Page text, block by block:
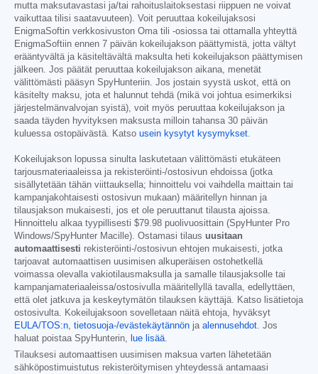
mutta maksutavastasi ja/tai rahoituslaitoksestasi riippuen ne voivat
vaikuttaa tilisi saatavuuteen). Voit peruuttaa kokeilujaksosi
EnigmaSoftin verkkosivuston Oma tili -osiossa tai ottamalla yhteyttä
EnigmaSoftiin ennen 7 päivän kokeilujakson päättymistä, jotta vältyt
erääntyvältä ja käsiteltävältä maksulta heti kokeilujakson päättymisen
jälkeen. Jos päätät peruuttaa kokeilujakson aikana, menetät
välittömästi pääsyn SpyHunteriin. Jos jostain syystä uskot, että on
käsitelty maksu, jota et halunnut tehdä (mikä voi johtua esimerkiksi
järjestelmänvalvojan syistä), voit myös peruuttaa kokeilujakson ja
saada täyden hyvityksen maksusta milloin tahansa 30 päivän
kuluessa ostopäivästä. Katso usein kysytyt kysymykset.
Kokeilujakson lopussa sinulta laskutetaan välittömästi etukäteen
tarjousmateriaaleissa ja rekisteröinti-/ostosivun ehdoissa (jotka
sisällytetään tähän viittauksella; hinnoittelu voi vaihdella maittain tai
kampanjakohtaisesti ostosivun mukaan) määritellyn hinnan ja
tilausjakson mukaisesti, jos et ole peruuttanut tilausta ajoissa.
Hinnoittelu alkaa tyypillisesti $79.98 puolivuosittain (SpyHunter Pro
Windows/SpyHunter Macille). Ostamasi tilaus uusitaan
automaattisesti rekisteröinti-/ostosivun ehtojen mukaisesti, jotka
tarjoavat automaattisen uusimisen alkuperäisen ostohetkellä
voimassa olevalla vakiotilausmaksulla ja samalle tilausjaksolle tai
kampanjamateriaaleissa/ostosivulla määritellyllä tavalla, edellyttäen,
että olet jatkuva ja keskeytymätön tilauksen käyttäjä. Katso lisätietoja
ostosivulta. Kokeilujaksoon sovelletaan näitä ehtoja, hyväksyt
EULA/TOS:n, tietosuoja-/evästekäytännön ja alennusehdot. Jos
haluat poistaa SpyHunterin, lue lisää.
Tilauksesi automaattisen uusimisen maksua varten lähetetään
sähköpostimuistutus rekisteröitymisen yhteydessä antamaasi